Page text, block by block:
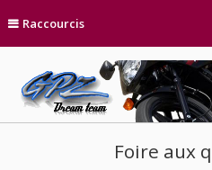
Raccourcis
Foire aux